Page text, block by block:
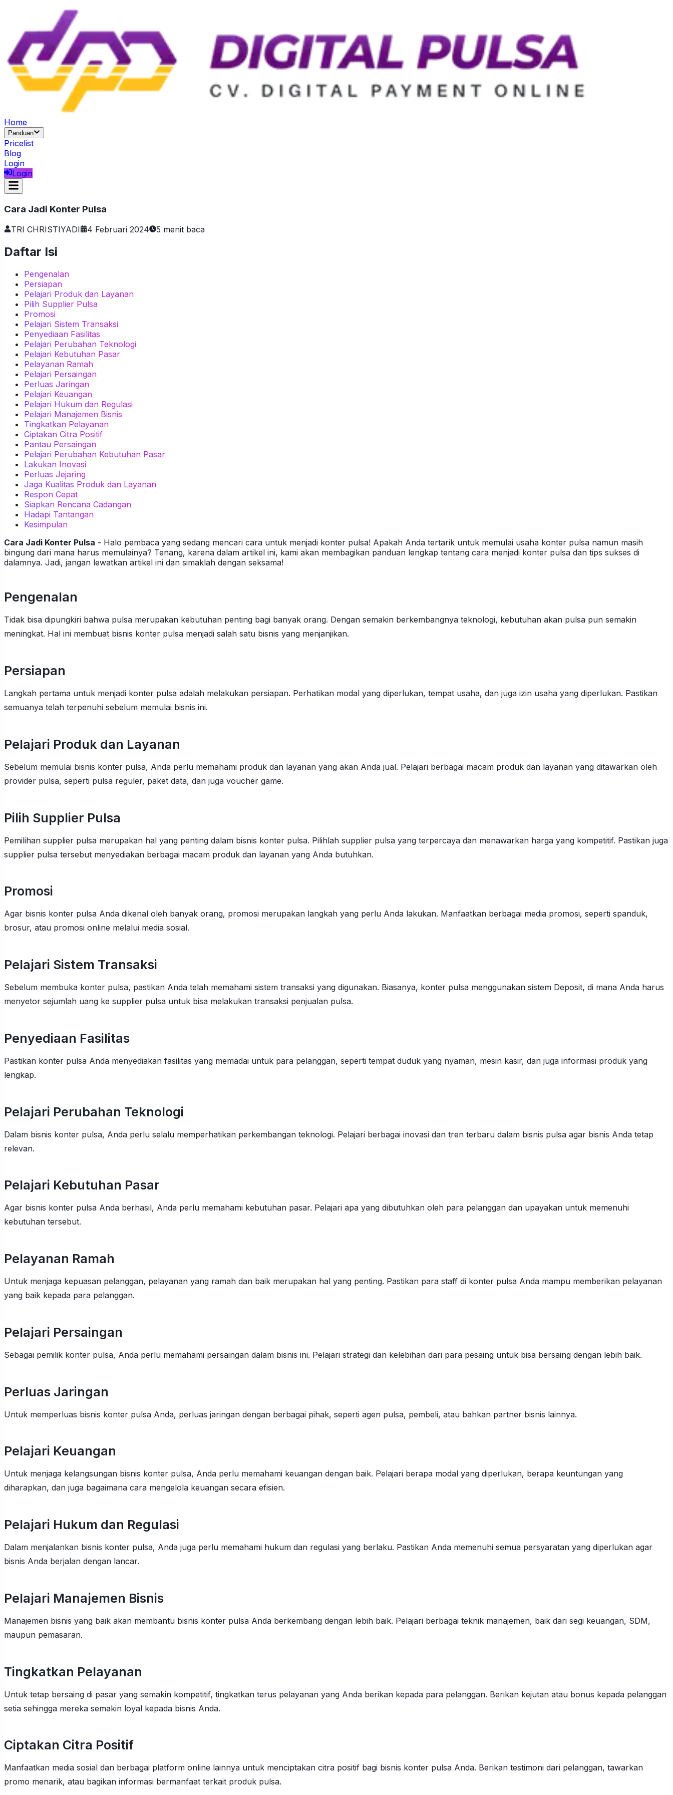
Home
Panduan
Pricelist
Blog
Login
Login
Cara Jadi Konter Pulsa
TRI CHRISTIYADI 4 Februari 2024 5 menit baca
Daftar Isi
Pengenalan
Persiapan
Pelajari Produk dan Layanan
Pilih Supplier Pulsa
Promosi
Pelajari Sistem Transaksi
Penyediaan Fasilitas
Pelajari Perubahan Teknologi
Pelajari Kebutuhan Pasar
Pelayanan Ramah
Pelajari Persaingan
Perluas Jaringan
Pelajari Keuangan
Pelajari Hukum dan Regulasi
Pelajari Manajemen Bisnis
Tingkatkan Pelayanan
Ciptakan Citra Positif
Pantau Persaingan
Pelajari Perubahan Kebutuhan Pasar
Lakukan Inovasi
Perluas Jejaring
Jaga Kualitas Produk dan Layanan
Respon Cepat
Siapkan Rencana Cadangan
Hadapi Tantangan
Kesimpulan
Cara Jadi Konter Pulsa - Halo pembaca yang sedang mencari cara untuk menjadi konter pulsa! Apakah Anda tertarik untuk memulai usaha konter pulsa namun masih
bingung dari mana harus memulainya? Tenang, karena dalam artikel ini, kami akan membagikan panduan lengkap tentang cara menjadi konter pulsa dan tips sukses di
dalamnya. Jadi, jangan lewatkan artikel ini dan simaklah dengan seksama!
Pengenalan
Tidak bisa dipungkiri bahwa pulsa merupakan kebutuhan penting bagi banyak orang. Dengan semakin berkembangnya teknologi, kebutuhan akan pulsa pun semakin
meningkat. Hal ini membuat bisnis konter pulsa menjadi salah satu bisnis yang menjanjikan.
Persiapan
Langkah pertama untuk menjadi konter pulsa adalah melakukan persiapan. Perhatikan modal yang diperlukan, tempat usaha, dan juga izin usaha yang diperlukan. Pastikan
semuanya telah terpenuhi sebelum memulai bisnis ini.
Pelajari Produk dan Layanan
Sebelum memulai bisnis konter pulsa, Anda perlu memahami produk dan layanan yang akan Anda jual. Pelajari berbagai macam produk dan layanan yang ditawarkan oleh
provider pulsa, seperti pulsa reguler, paket data, dan juga voucher game.
Pilih Supplier Pulsa
Pemilihan supplier pulsa merupakan hal yang penting dalam bisnis konter pulsa. Pilihlah supplier pulsa yang terpercaya dan menawarkan harga yang kompetitif. Pastikan juga
supplier pulsa tersebut menyediakan berbagai macam produk dan layanan yang Anda butuhkan.
Promosi
Agar bisnis konter pulsa Anda dikenal oleh banyak orang, promosi merupakan langkah yang perlu Anda lakukan. Manfaatkan berbagai media promosi, seperti spanduk,
brosur, atau promosi online melalui media sosial.
Pelajari Sistem Transaksi
Sebelum membuka konter pulsa, pastikan Anda telah memahami sistem transaksi yang digunakan. Biasanya, konter pulsa menggunakan sistem Deposit, di mana Anda harus
menyetor sejumlah uang ke supplier pulsa untuk bisa melakukan transaksi penjualan pulsa.
Penyediaan Fasilitas
Pastikan konter pulsa Anda menyediakan fasilitas yang memadai untuk para pelanggan, seperti tempat duduk yang nyaman, mesin kasir, dan juga informasi produk yang
lengkap.
Pelajari Perubahan Teknologi
Dalam bisnis konter pulsa, Anda perlu selalu memperhatikan perkembangan teknologi. Pelajari berbagai inovasi dan tren terbaru dalam bisnis pulsa agar bisnis Anda tetap
relevan.
Pelajari Kebutuhan Pasar
Agar bisnis konter pulsa Anda berhasil, Anda perlu memahami kebutuhan pasar. Pelajari apa yang dibutuhkan oleh para pelanggan dan upayakan untuk memenuhi
kebutuhan tersebut.
Pelayanan Ramah
Untuk menjaga kepuasan pelanggan, pelayanan yang ramah dan baik merupakan hal yang penting. Pastikan para staff di konter pulsa Anda mampu memberikan pelayanan
yang baik kepada para pelanggan.
Pelajari Persaingan
Sebagai pemilik konter pulsa, Anda perlu memahami persaingan dalam bisnis ini. Pelajari strategi dan kelebihan dari para pesaing untuk bisa bersaing dengan lebih baik.
Perluas Jaringan
Untuk memperluas bisnis konter pulsa Anda, perluas jaringan dengan berbagai pihak, seperti agen pulsa, pembeli, atau bahkan partner bisnis lainnya.
Pelajari Keuangan
Untuk menjaga kelangsungan bisnis konter pulsa, Anda perlu memahami keuangan dengan baik. Pelajari berapa modal yang diperlukan, berapa keuntungan yang
diharapkan, dan juga bagaimana cara mengelola keuangan secara efisien.
Pelajari Hukum dan Regulasi
Dalam menjalankan bisnis konter pulsa, Anda juga perlu memahami hukum dan regulasi yang berlaku. Pastikan Anda memenuhi semua persyaratan yang diperlukan agar
bisnis Anda berjalan dengan lancar.
Pelajari Manajemen Bisnis
Manajemen bisnis yang baik akan membantu bisnis konter pulsa Anda berkembang dengan lebih baik. Pelajari berbagai teknik manajemen, baik dari segi keuangan, SDM,
maupun pemasaran.
Tingkatkan Pelayanan
Untuk tetap bersaing di pasar yang semakin kompetitif, tingkatkan terus pelayanan yang Anda berikan kepada para pelanggan. Berikan kejutan atau bonus kepada pelanggan
setia sehingga mereka semakin loyal kepada bisnis Anda.
Ciptakan Citra Positif
Manfaatkan media sosial dan berbagai platform online lainnya untuk menciptakan citra positif bagi bisnis konter pulsa Anda. Berikan testimoni dari pelanggan, tawarkan
promo menarik, atau bagikan informasi bermanfaat terkait produk pulsa.